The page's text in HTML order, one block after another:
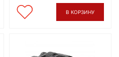
В КОРЗИНУ